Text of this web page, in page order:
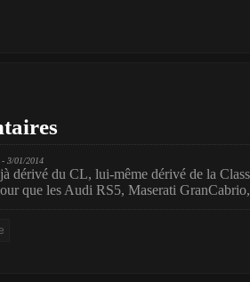
3/01/2014
dérivé du CL, lui-même dérivé de la
que les Audi RS5, Maserati